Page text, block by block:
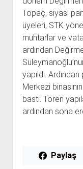
Topaç, siyasi
üyeleri, STK
muhtarlar ve
ardından
yapıldı.
Merkezi
bastı. Tören
ardından sona
Paylaş